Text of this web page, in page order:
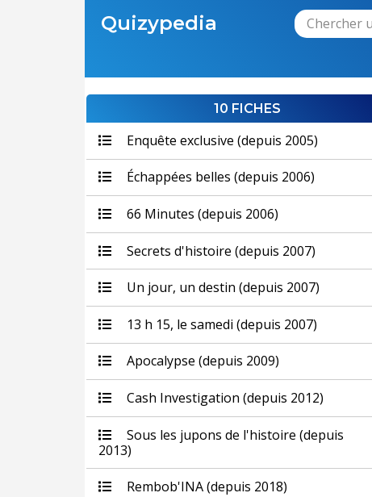
Quizypedia
10 FICHES
Enquête exclusive (depuis 2005)
Échappées belles (depuis 2006)
66 Minutes (depuis 2006)
Secrets d'histoire (depuis 2007)
Un jour, un destin (depuis 2007)
13 h 15, le samedi (depuis 2007)
Apocalypse (depuis 2009)
Cash Investigation (depuis 2012)
Sous les jupons de l'histoire (depuis
2013)
Rembob'INA (depuis 2018)